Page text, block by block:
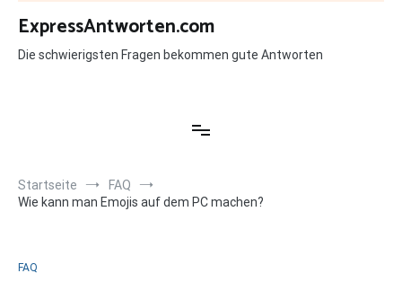
Zum
Inhalt
springen
ExpressAntworten.com
Die schwierigsten Fragen bekommen gute Antworten
Startseite
FAQ
Wie kann man Emojis auf dem PC machen?
FAQ